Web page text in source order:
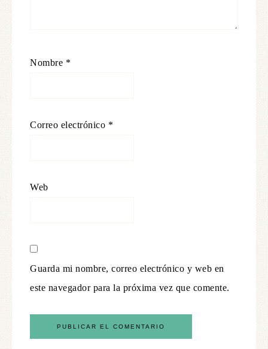
Nombre *
Correo electrónico *
Web
Guarda mi nombre, correo electrónico y web en
este navegador para la próxima vez que comente.